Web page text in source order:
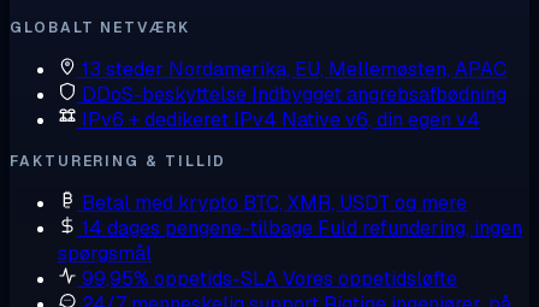
GLOBALT NETVÆRK
13 steder Nordamerika, EU, Mellemøsten, APAC
DDoS-beskyttelse Indbygget angrebsafbødning
IPv6 + dedikeret IPv4 Native v6, din egen v4
FAKTURERING & TILLID
Betal med krypto BTC, XMR, USDT og mere
14 dages pengene-tilbage Fuld refundering, ingen
spørgsmål
99,95% oppetids-SLAVores oppetidsløfte